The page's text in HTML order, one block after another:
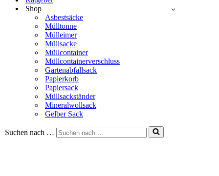
Shop
Asbestsäcke
Mülltonne
Mülleimer
Müllsacke
Müllcontainer
Müllcontainerverschluss
Gartenabfallsack
Papierkorb
Papiersack
Müllsackständer
Mineralwollsack
Gelber Sack
Suchen nach …